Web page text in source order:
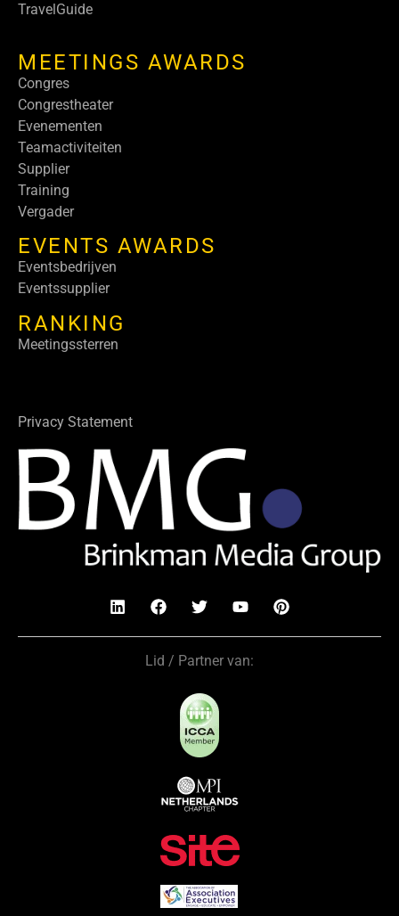
TravelGuide
MEETINGS AWARDS
Congres
Congrestheater
Evenementen
Teamactiviteiten
Supplier
Training
Vergader
EVENTS AWARDS
Eventsbedrijven
Eventssupplier
RANKING
Meetingssterren
Privacy Statement
Lid / Partner van: